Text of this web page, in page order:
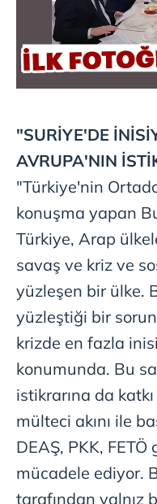
"SURİYE'DE
AVRUPA'NIN
"Türkiye'nin
konuşma yapan
Türkiye, Arap
savaş ve kriz ve
yüzleşen bir ülke.
yüzleştiği bir
krizde en fazla
konumunda. Bu
istikrarına da
mülteci akını ile
DEAŞ, PKK,
mücadele ediyor.
tarafından yalnız